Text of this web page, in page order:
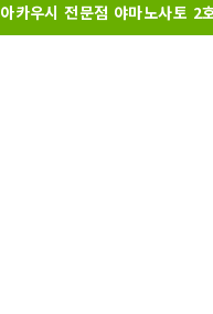
아카우시 전문점 야마노사토 2